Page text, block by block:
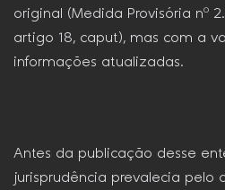
original (Medida Provisória nº
artigo 18, caput), mas com a
informações atualizadas.
Antes da publicação desse
jurisprudência prevalecia pelo